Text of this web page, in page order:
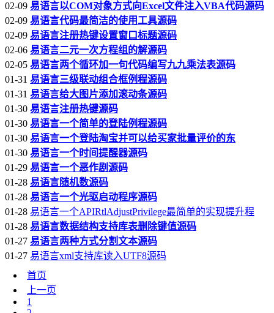
02-09 易语言以COM对象方式向Excel文件注入VBA代码源码
02-09 易语言代码最简洁的使用工具源码
02-09 易语言注册热键设置窗口标题源码
02-06 易语言二元一次方程组的解源码
02-05 易语言两个循环加一句代码编写九九乘法表源码
01-31 易语言三级联动组合框例程源码
01-31 易语言给大图片添加滚动条源码
01-30 易语言注册热键源码
01-30 易语言一个简单的登陆例程源码
01-30 易语言一个登陆淘宝并可以给买家批量评价的东
01-30 易语言一个时间提醒器源码
01-29 易语言一个恶作剧源码
01-28 易语言随机数源码
01-28 易语言一个光驱启动程序源码
01-28 易语言一个APIRtlAdjustPrivilege最简单的实现提升程
01-28 易语言数据结构支持库表删除键值源码
01-27 易语言两种方式分割文本源码
01-27 易语言xml支持库读入UTF8源码
首页
上一页
1